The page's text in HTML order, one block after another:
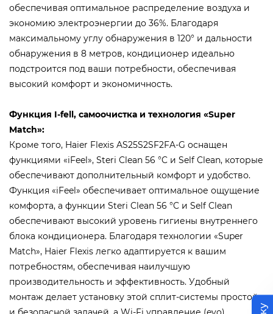
обеспечивая оптимальное распределение воздуха и
экономию электроэнергии до 36%. Благодаря
максимальному углу обнаружения в 120° и дальности
обнаружения в 8 метров, кондиционер идеально
подстроится под ваши потребности, обеспечивая
высокий комфорт и экономичность.
Функция I-fell, самоочистка и технология «Super
Match»:
Кроме того, Haier Flexis AS25S2SF2FA-G оснащен
функциями «iFeel», Steri Clean 56 °C и Self Clean, которые
обеспечивают дополнительный комфорт и удобство.
Функция «iFeel» обеспечивает оптимальное ощущение
комфорта, а функции Steri Clean 56 °C и Self Clean
обеспечивают высокий уровень гигиены внутреннего
блока кондиционера. Благодаря технологии «Super
Match», Haier Flexis легко адаптируется к вашим
потребностям, обеспечивая наилучшую
производительность и эффективность. Удобный
монтаж делает установку этой сплит-системы простой